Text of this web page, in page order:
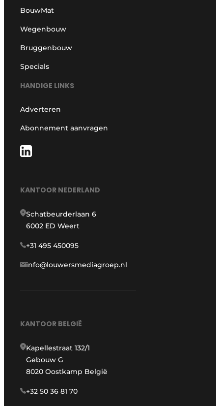
BouwMat
Wegenbouw
Bruggenbouw
Specials
HANDIGE LINKS
Adverteren
Abonnement aanvragen
KANTOOR NEDERLAND
Schatbeurderlaan 6
6002 ED Weert
+31 495 450095
info@louwersmediagroep.nl
KANTOOR BELGIË
Kapellestraat 132/1
Gebouw G
8020 Oostkamp België
+32 50 36 81 70